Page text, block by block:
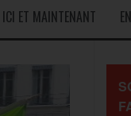
ICI ET MAINTENANT